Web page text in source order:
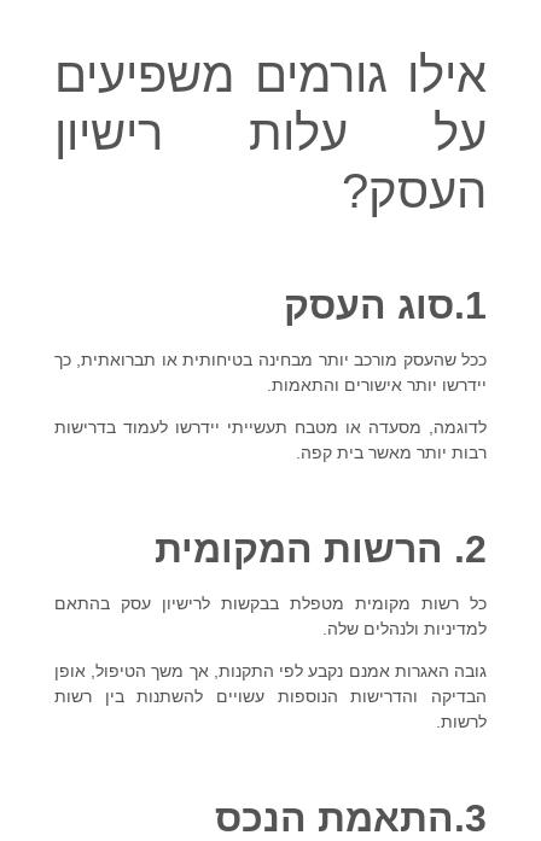
אילו גורמים משפיעים
על עלות רישיון
העסק?
1.סוג העסק
ככל שהעסק מורכב יותר מבחינה בטיחותית או תברואתית, כך
יידרשו יותר אישורים והתאמות.
לדוגמה, מסעדה או מטבח תעשייתי יידרשו לעמוד בדרישות
רבות יותר מאשר בית קפה
2. הרשות המקומית
כל רשות מקומית מטפלת בבקשות לרישיון עסק בהתאם
למדיניות ולנהלים שלה.
גובה האגרות אמנם נקבע לפי התקנות, אך משך הטיפול, אופן
הבדיקה והדרישות הנוספות עשויים להשתנות בין רשות
לרשות.
3.התאמת הנכס